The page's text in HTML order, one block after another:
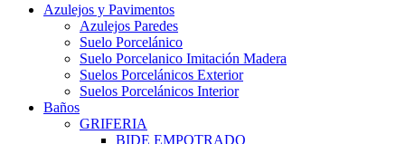
Azulejos y Pavimentos
Azulejos Paredes
Suelo Porcelánico
Suelo Porcelanico Imitación Madera
Suelos Porcelánicos Exterior
Suelos Porcelánicos Interior
Baños
GRIFERIA
BIDE EMPOTRADO